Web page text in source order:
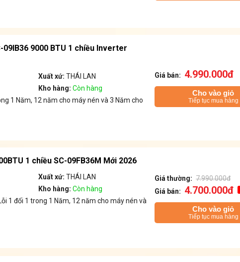
9000 BTU 1 chiều Inverter
Xuất xứ: THÁI LAN
Kho hàng: Còn hàng
1 Năm, 12 năm cho máy nén và 3 Năm cho
Giá bán: 4.990.000đ
Cho vào giỏ
Tiếp tục mua hàng
1 chiều SC-09FB36M Mới 2026
Xuất xứ: THÁI LAN
Kho hàng: Còn hàng
1 đổi 1 trong 1 Năm, 12 năm cho máy nén và
Giá thường: 7.990.000đ
Giá bán: 4.700.000đ
Cho vào giỏ
Tiếp tục mua hàng